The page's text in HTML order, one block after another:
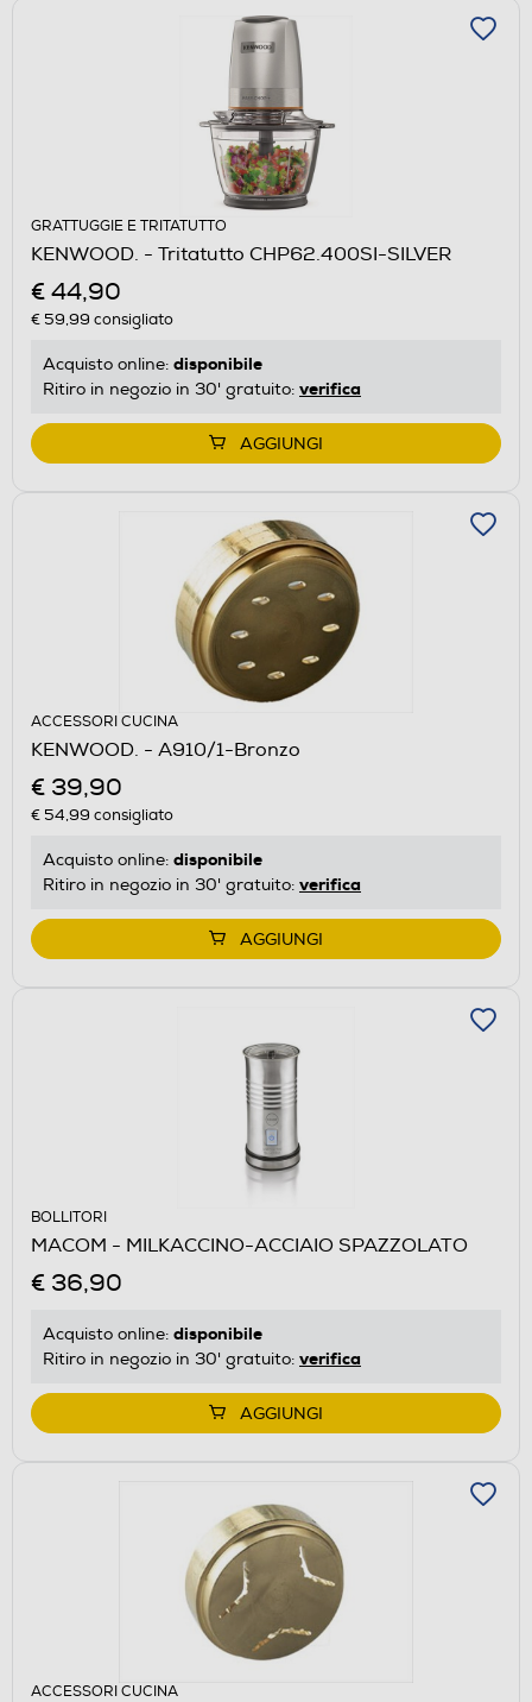
GRATTUGGIE E TRITATUTTO
KENWOOD. - Tritatutto CHP62.400SI-SILVER
€ 44,90
€ 59,99 consigliato
Acquisto online: disponibile
Ritiro in negozio in 30' gratuito: verifica
AGGIUNGI
ACCESSORI CUCINA
KENWOOD. - A910/1-Bronzo
€ 39,90
€ 54,99 consigliato
Acquisto online: disponibile
Ritiro in negozio in 30' gratuito: verifica
AGGIUNGI
BOLLITORI
MACOM - MILKACCINO-ACCIAIO SPAZZOLATO
€ 36,90
Acquisto online: disponibile
Ritiro in negozio in 30' gratuito: verifica
AGGIUNGI
ACCESSORI CUCINA